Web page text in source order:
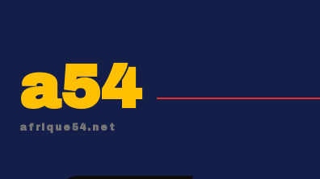
a54
afrique54.net